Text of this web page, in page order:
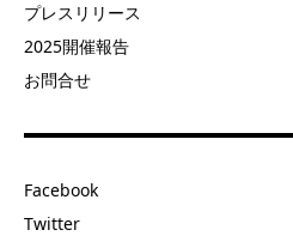
プレスリリース
2025開催報告
お問合せ
Facebook
Twitter